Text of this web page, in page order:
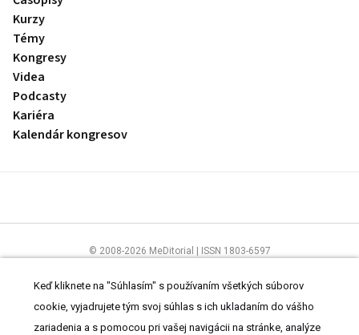
Kurzy
Témy
Kongresy
Videa
Podcasty
Kariéra
Kalendár kongresov
© 2008-2026 MeDitorial | ISSN 1803-6597
ČítajteprehlásenieaZásady spracovania osobných údajov
Keď kliknete na "Súhlasím" s používaním všetkých súborov
cookie, vyjadrujete tým svoj súhlas s ich ukladaním do vášho
zariadenia a s pomocou pri vašej navigácii na stránke, analýze